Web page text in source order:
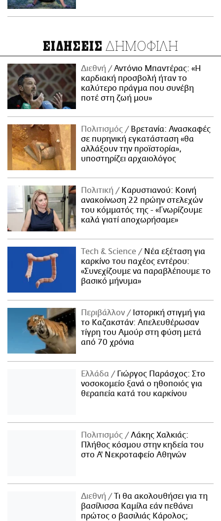
ΕΙΔΗΣΕΙΣ ΔΗΜΟΦΙΛΗ
Διεθνή
Αντόνιο Μπαντέρας: «Η
καρδιακή προσβολή ήταν το
καλύτερο πράγμα που συνέβη
ποτέ στη ζωή μου»
Πολιτισμός
Βρετανία: Ανασκαφές
σε πυρηνική εγκατάσταση «θα
αλλάξουν την προϊστορία»,
υποστηρίζει αρχαιολόγος
Πολιτική
Καρυστιανού: Κοινή
ανακοίνωση 22 πρώην στελεχών
του κόμματός της - «Γνωρίζουμε
καλά γιατί αποχωρήσαμε»
Τech & Science
Νέα εξέταση για
καρκίνο του παχέος εντέρου:
«Συνεχίζουμε να παραβλέπουμε το
βασικό μήνυμα»
Περιβάλλον
Ιστορική στιγμή για
το Καζακστάν: Απελευθέρωσαν
τίγρη του Αμούρ στη φύση μετά
από 70 χρόνια
Ελλάδα
Γιώργος Παράσχος: Στο
νοσοκομείο ξανά ο ηθοποιός για
θεραπεία κατά του καρκίνου
Πολιτισμός
Λάκης Χαλκιάς:
Πλήθος κόσμου στην κηδεία του
στο Α' Νεκροταφείο Αθηνών
Διεθνή
Τι θα ακολουθήσει για τη
βασίλισσα Καμίλα εάν πεθάνει
πρώτος ο βασιλιάς Κάρολος;